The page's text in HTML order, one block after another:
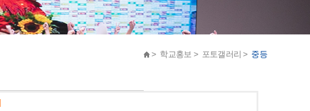
> 학교홍보 > 포토갤러리 > 중등